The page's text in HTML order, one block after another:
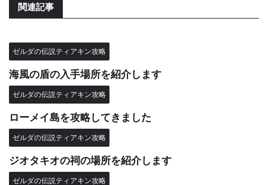
関連記事
ゼルダの伝説ティアキン攻略
海風の盾の入手場所を紹介します
ゼルダの伝説ティアキン攻略
ローメイ島を攻略してきました
ゼルダの伝説ティアキン攻略
ジオタキオの祠の場所を紹介します
ゼルダの伝説ティアキン攻略